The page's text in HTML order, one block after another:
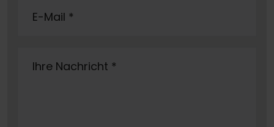
E-Mail *
Ihre Nachricht *